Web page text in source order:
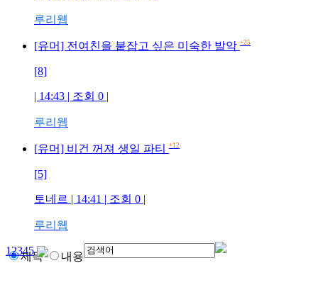
루리웹
[유머] 전여친을 붙잡고 싶은 미숙한 발악 +25
[8]
| 14:43 | 조회 0 |
루리웹
[유머] 비건 꺼져 생일 파티 +12
[5]
토네르 | 14:41 | 조회 0 |
루리웹
12345
제목 내용